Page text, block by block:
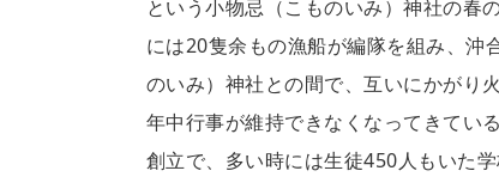
という小物忌（こものいみ）神社の春
には20隻余もの漁船が編隊を組み、沖
のいみ）神社との間で、互いにかがり
年中行事が維持できなくなってきてい
創立で、多い時には生徒450人もいた